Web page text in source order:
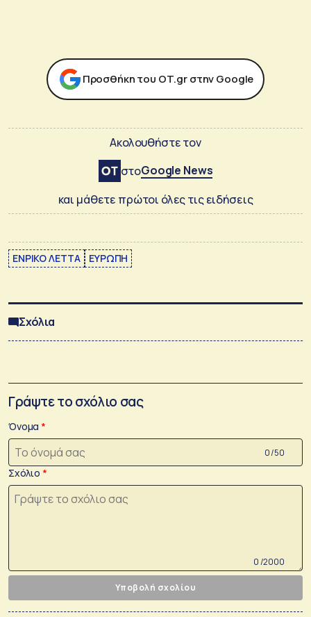
Προσθήκη του ΟΤ.gr στην Google
Ακολουθήστε τον
στοGoogle News
και μάθετε πρώτοι όλες τις ειδήσεις
ΕΝΡΙΚΟ ΛΕΤΤΑ ΕΥΡΩΠΗ
Σχόλια
Γράψτε το σχόλιο σας
Όνομα
0 /50
Σχόλιο
0 /2000
Υποβολή σχολίου